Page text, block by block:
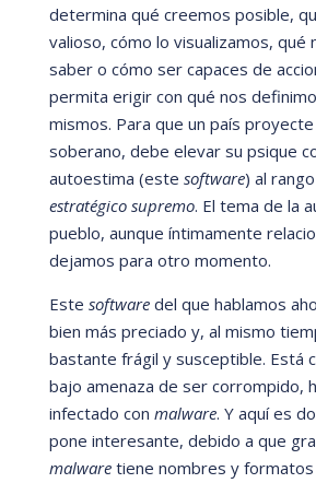
determina qué creemos posible, qu
valioso, cómo lo visualizamos, qué
saber o cómo ser capaces de
permita erigir con qué nos
mismos. Para que un país
soberano, debe elevar su psique
autoestima (este software) al
estratégico supremo. El tema de la
pueblo, aunque íntimamente
dejamos para otro momento.
Este softwaredel que hablamos
bien más preciado y, al mismo
bastante frágil y susceptible. Está
bajo amenaza de ser corrompido,
infectado con malware. Y aquíes
pone interesante, debido a que
malwaretiene nombres y